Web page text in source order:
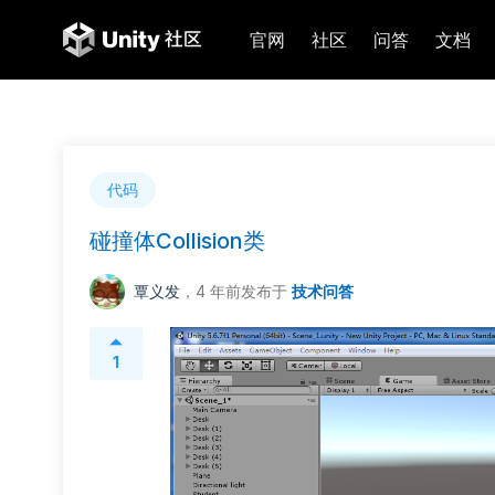
官网 社区 问答 文档
代码
碰撞体Collision类
覃义发 ，4 年前发布于 技术问答
1